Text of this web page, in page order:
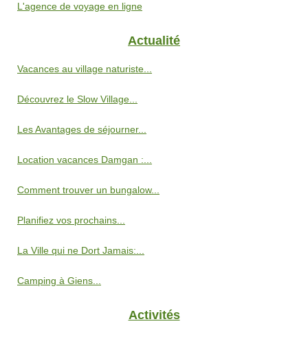
L'agence de voyage en ligne
Actualité
Vacances au village naturiste...
Découvrez le Slow Village...
Les Avantages de séjourner...
Location vacances Damgan :...
Comment trouver un bungalow...
Planifiez vos prochains...
La Ville qui ne Dort Jamais:...
Camping à Giens...
Activités